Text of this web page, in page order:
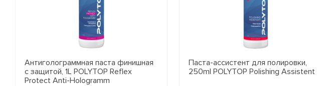
Антиголограммная паста финишная
с защитой, 1L POLYTOP Reflex
Protect Anti-Hologramm
Паста-ассистент для полировки,
250ml POLYTOP Polishing Assistent